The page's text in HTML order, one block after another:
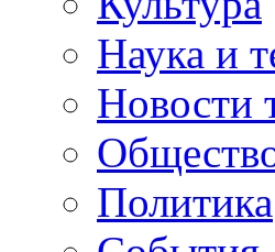
Наука и
Новости
Политика